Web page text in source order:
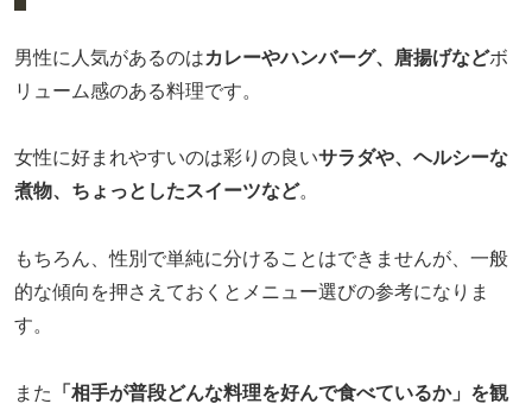
男性に人気があるのはカレーやハンバーグ、唐揚げなどボ
リューム感のある料理です。
女性に好まれやすいのは彩りの良いサラダや、ヘルシーな
煮物、ちょっとしたスイーツなど。
もちろん、性別で単純に分けることはできませんが、一般
的な傾向を押さえておくとメニュー選びの参考になりま
す。
また
「相手が普段どんな料理を好んで食べているか」を観